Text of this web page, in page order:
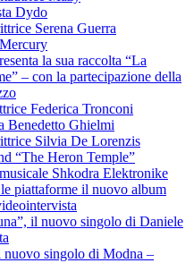
Dydo
Serena Guerra
la sua raccolta “La
– con la partecipazione della
Federica Tronconi
Benedetto Ghielmi
Silvia De Lorenzis
“The Heron Temple”
Shkodra Elektronike
piattaforme il nuovo album
il nuovo singolo di Daniele
nuovo singolo di Modna –